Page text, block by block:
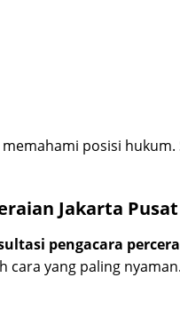
posisi
Jakarta Pusat
pengacara
cara yang paling nyaman.